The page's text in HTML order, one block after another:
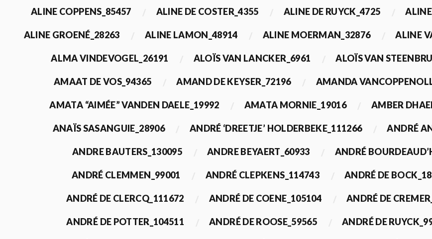
ALINE COPPENS_85457 ALINE DE COSTER_4355 ALINE DE RUYCK_4725
ALINE GROENÉ_28263 ALINE LAMON_48914 ALINE MOERMAN_32876 ALINE
ALMA VINDEVOGEL_26191 ALOÏS VAN LANCKER_6961 ALOÏS VAN
AMAAT DE VOS_94365 AMAND DE KEYSER_72196 AMANDA
AMATA “AIMÉE” VANDEN DAELE_19992 AMATA MORNIE_19016 AMBER
ANAÏS SASANGUIE_28906 ANDRÉ ‘DREETJE’ HOLDERBEKE_111266 ANDRÉ
ANDRE BAUTERS_130095 ANDRE BEYAERT_60933 ANDRÉ
ANDRÉ CLEMMEN_99001 ANDRÉ CLEPKENS_114743 ANDRÉ DE
ANDRÉ DE CLERCQ_111672 ANDRÉ DE COENE_105104 ANDRÉ DE
ANDRÉ DE POTTER_104511 ANDRÉ DE ROOSE_59565 ANDRÉ DE